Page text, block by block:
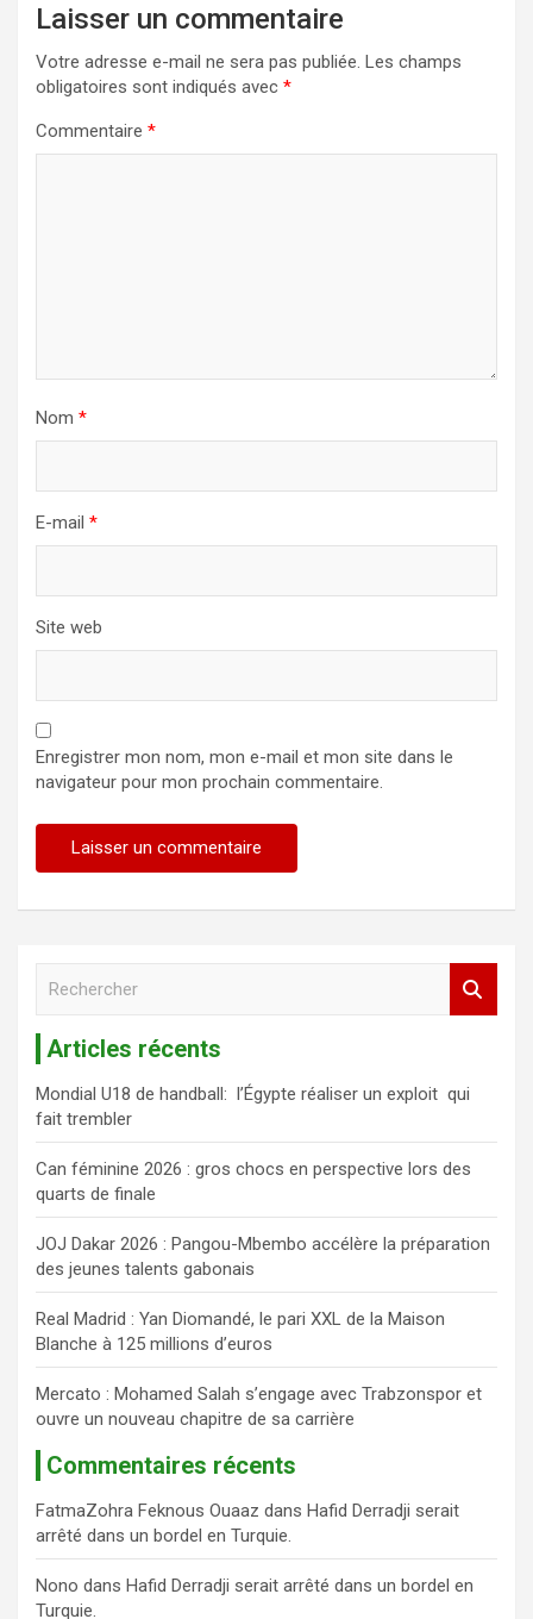
Laisser un commentaire
Votre adresse e-mail ne sera pas publiée. Les champs
obligatoires sont indiqués avec *
Commentaire *
Nom *
E-mail *
Site web
Enregistrer mon nom, mon e-mail et mon site dans le
navigateur pour mon prochain commentaire.
r
c
h
e
r
Articles récents
Mondial U18 de handball: l’Égypte réaliser un exploit qui
fait trembler
Can féminine 2026 : gros chocs en perspective lors des
quarts de finale
JOJ Dakar 2026 : Pangou-Mbembo accélère la préparation
des jeunes talents gabonais
Real Madrid : Yan Diomandé, le pari XXL de la Maison
Blanche à 125 millions d’euros
Mercato : Mohamed Salah s’engage avec Trabzonspor et
ouvre un nouveau chapitre de sa carrière
Commentaires récents
FatmaZohra Feknous Ouaaz dans Hafid Derradji serait
arrêté dans un bordel en Turquie.
Nono dans Hafid Derradji serait arrêté dans un bordel en
Turquie.